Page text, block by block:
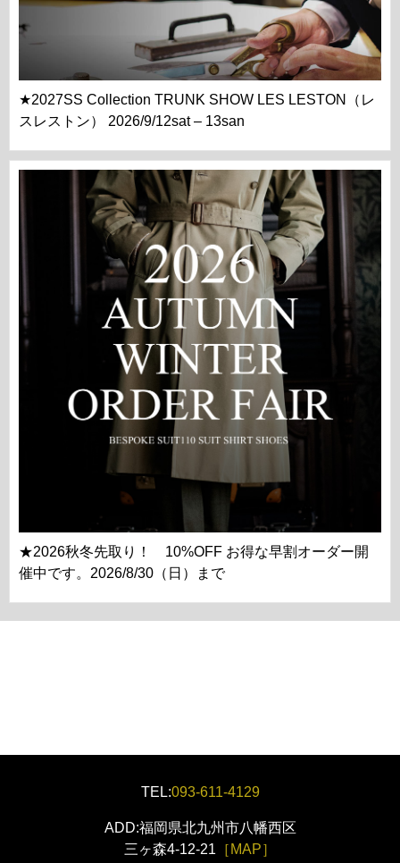
★2027SS Collection TRUNK SHOW LES LESTON（レ
スレストン） 2026/9/12sat – 13san
★2026秋冬先取り！ 10%OFF お得な早割オーダー開
催中です。2026/8/30（日）まで
TEL:093-611-4129
ADD:福岡県北九州市八幡西区
三ヶ森4-12-21 ［MAP］